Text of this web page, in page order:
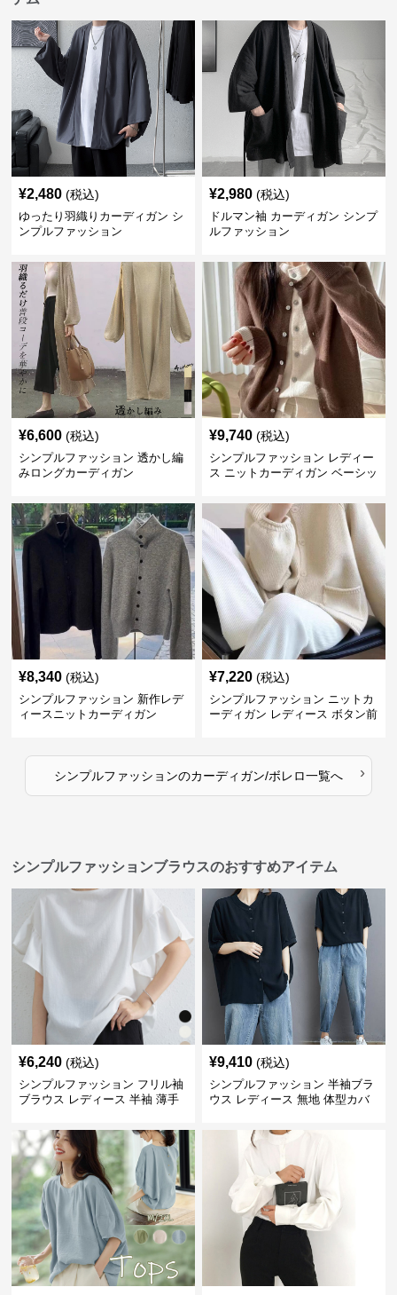
¥2,480 (税込)
ゆったり羽織りカーディガン シ
ンプルファッション
¥2,980 (税込)
ドルマン袖 カーディガン シンプ
ルファッション
¥6,600 (税込)
シンプルファッション 透かし編
みロングカーディガン
¥9,740 (税込)
シンプルファッション レディー
ス ニットカーディガン ベーシッ
¥8,340 (税込)
シンプルファッション 新作レデ
ィースニットカーディガン
¥7,220 (税込)
シンプルファッション ニットカ
ーディガン レディース ボタン前
シンプルファッションのカーディガン/ボレロ一覧へ ›
シンプルファッションブラウスのおすすめアイテム
¥6,240 (税込)
シンプルファッション フリル袖
ブラウス レディース 半袖 薄手
¥9,410 (税込)
シンプルファッション 半袖ブラ
ウス レディース 無地 体型カバ